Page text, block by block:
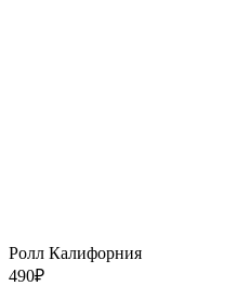
Ролл Калифорния
490₽